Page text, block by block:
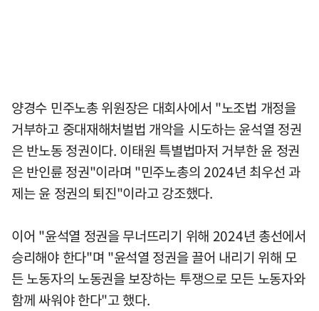
양경수 민주노총 위원장은 대회사에서 "노조법 개정을
거부하고 중대재해처벌법 개악을 시도하는 윤석열 정권
은 반노동 정권이다. 이태원 특별법마저 거부한 윤 정권
은 반인륜 정권"이라며 "민주노총의 2024년 최우선 과
제는 윤 정권의 퇴진"이라고 강조했다.
이어 "윤석열 정권을 무너뜨리기 위해 2024년 총선에서
승리해야 한다"며 "윤석열 정권을 끌어 내리기 위해 모
든 노동자의 노동권을 보장하는 투쟁으로 모든 노동자와
함께 싸워야 한다"고 했다.